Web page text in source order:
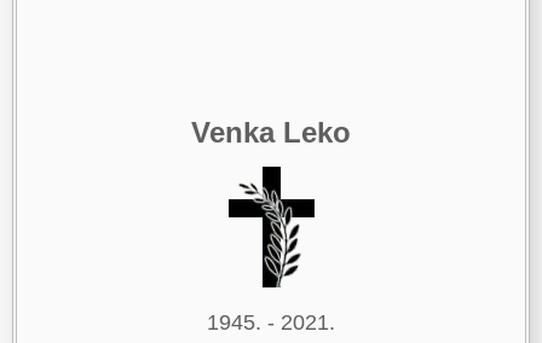
Venka Leko
1945. - 2021.